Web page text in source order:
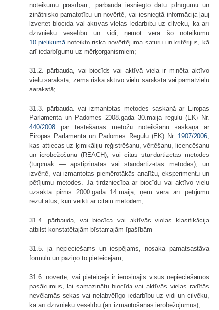
noteikumu prasībām, pārbauda iesniegto datu pilnīgumu un
zinātnisko pamatotību un novērtē, vai iesniegtā informācija ļauj
izvērtēt biocīda vai aktīvās vielas iedarbību uz cilvēku, kā arī
dzīvnieku veselību un vidi, ņemot vērā šo noteikumu
10.pielikumā noteikto riska novērtējuma saturu un kritērijus, kā
arī iedarbīgumu uz mērķorganismiem;
31.2. pārbauda, vai biocīds vai aktīvā viela ir minēta aktīvo
vielu sarakstā, zema riska aktīvo vielu sarakstā vai pamatvielu
sarakstā;
31.3. pārbauda, vai izmantotas metodes saskaņā ar Eiropas
Parlamenta un Padomes 2008.gada 30.maija regulu (EK) Nr.
440/2008 par testēšanas metožu noteikšanu saskaņā ar
Eiropas Parlamenta un Padomes Regulu (EK) Nr. 1907/2006
kas attiecas uz ķimikāliju reģistrēšanu, vērtēšanu, licencēšanu
un ierobežošanu (REACH), vai citas standartizētas metodes
(turpmāk — apstiprinātās vai standartizētās metodes), un
izvērtē, vai izmantotas piemērotākās analīžu, eksperimentu un
pētījumu metodes. Ja tirdzniecība ar biocīdu vai aktīvo vielu
uzsākta pirms 2000.gada 14.maija, ņem vērā arī pētījumu
rezultātus, kuri veikti ar citām metodēm;
31.4. pārbauda, vai biocīda vai aktīvās vielas klasifikācija
atbilst konstatētajām bīstamajām īpašībām;
31.5. ja nepieciešams un iespējams, nosaka pamatsastāva
formulu un paziņo to pieteicējam;
31.6. novērtē, vai pieteicējs ir ierosinājis visus nepieciešamos
pasākumus, lai samazinātu biocīda vai aktīvās vielas radītās
nevēlamās sekas vai nelabvēlīgo iedarbību uz vidi un cilvēku,
kā arī dzīvnieku veselību (arī izmantošanas ierobežojumus);